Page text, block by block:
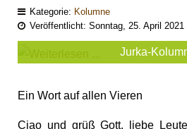
Kategorie: Kolumne
Veröffentlicht: Sonntag, 25. April 2021
Jurka-
Ein Wort auf allen Vieren
Ciao und grüß Gott, liebe